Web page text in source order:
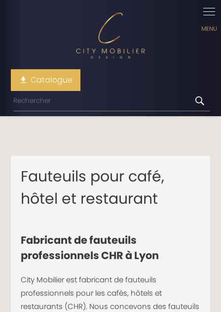
file_download Catalogue
Fauteuils pour café,
hôtel et restaurant
Fabricant de fauteuils
professionnels CHR à Lyon
City Mobilier est fabricant de fauteuils
professionnels pour les cafés, hôtels et
restaurants (CHR). Nous concevons des fauteuils